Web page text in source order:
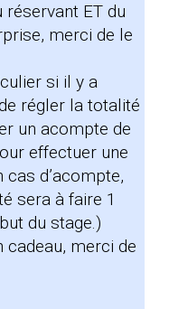
ET du
merci de le
si il y a
régler la totalité
un acompte de
effectuer une
cas d’acompte,
sera à faire 1
du stage.)
cadeau, merci de